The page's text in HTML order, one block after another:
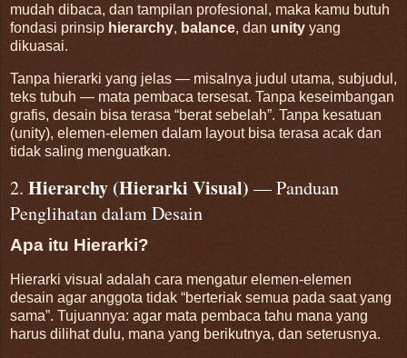
mudah dibaca, dan tampilan profesional, maka kamu butuh
fondasi prinsip hierarchy, balance, dan unity yang
dikuasai.
Tanpa hierarki yang jelas — misalnya judul utama, subjudul,
teks tubuh — mata pembaca tersesat. Tanpa keseimbangan
grafis, desain bisa terasa “berat sebelah”. Tanpa kesatuan
(unity), elemen-elemen dalam layout bisa terasa acak dan
tidak saling menguatkan.
2. Hierarchy (Hierarki Visual) — Panduan
Penglihatan dalam Desain
Apa itu Hierarki?
Hierarki visual adalah cara mengatur elemen-elemen
desain agar anggota tidak “berteriak semua pada saat yang
sama”. Tujuannya: agar mata pembaca tahu mana yang
harus dilihat dulu, mana yang berikutnya, dan seterusnya.